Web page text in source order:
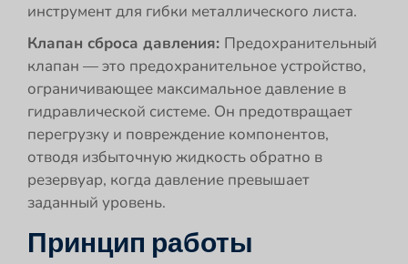
инструмент для гибки металлического листа.
Клапан сброса давления: Предохранительный
клапан — это предохранительное устройство,
ограничивающее максимальное давление в
гидравлической системе. Он предотвращает
перегрузку и повреждение компонентов,
отводя избыточную жидкость обратно в
резервуар, когда давление превышает
заданный уровень.
Принцип работы